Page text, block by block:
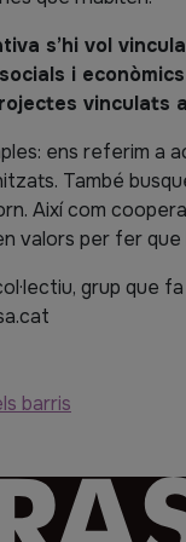
s’hi vol
i
vinculats
ens referim a
També
Així com
valors per fer que
grup que
barris